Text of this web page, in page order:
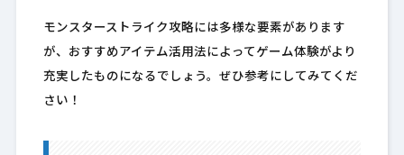
モンスターストライク攻略には多様な要素があります
が、おすすめアイテム活用法によってゲーム体験がより
充実したものになるでしょう。ぜひ参考にしてみてくだ
さい！